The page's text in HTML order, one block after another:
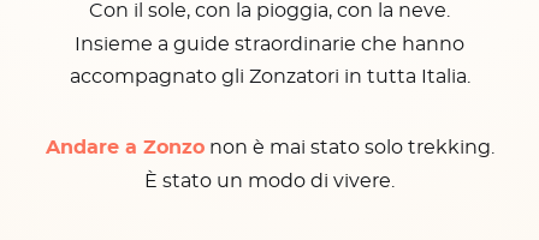
Con il sole, con la pioggia, con la neve.
Insieme a guide straordinarie che hanno
accompagnato gli Zonzatori in tutta Italia.
Andare a Zonzonon è mai stato solo trekking.
È stato un modo di vivere.